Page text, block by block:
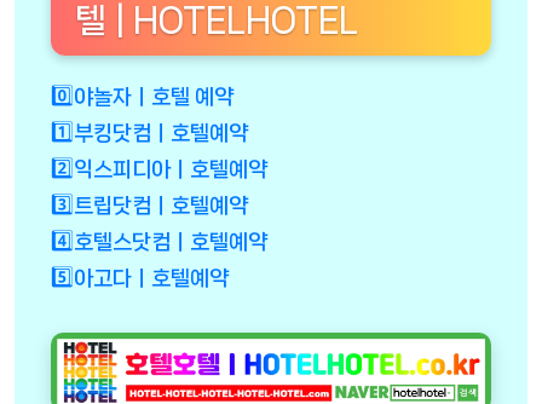
텔 | HOTELHOTEL
0️⃣야놀자ㅣ호텔 예약
1️⃣부킹닷컴ㅣ호텔예약
2️⃣익스피디아ㅣ호텔예약
3️⃣트립닷컴ㅣ호텔예약
4️⃣호텔스닷컴ㅣ호텔예약
5️⃣아고다ㅣ호텔예약